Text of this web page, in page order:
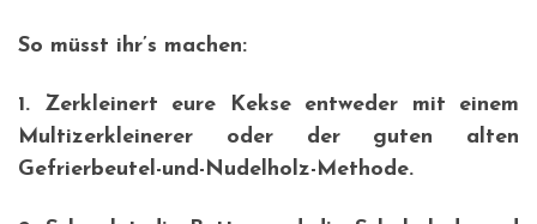
So müsst ihr’s machen:
1. Zerkleinert eure Kekse entweder mit einem
Multizerkleinerer oder der guten alten
Gefrierbeutel-und-Nudelholz-Methode.